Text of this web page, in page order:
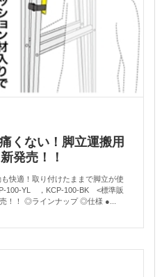
くない！脚立運搬用
発売！！
快適！取り付けたままで脚立が使
100-YL ，KCP-100-BK <標準販
！！ ◎ラインナップ ◎仕様 ●...